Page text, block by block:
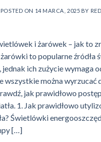
POSTED ON 14 MARCA, 2025 BY
i żarówek – jak to
to popularne źródła
ich zużycie wymaga
wszystkie można wyrzucać
jak prawidłowo
1. Jak prawidłowo
Świetlówki
[…]